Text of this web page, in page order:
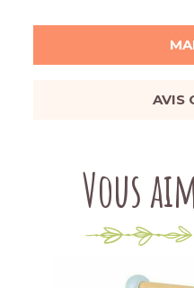
AVIS
Vous